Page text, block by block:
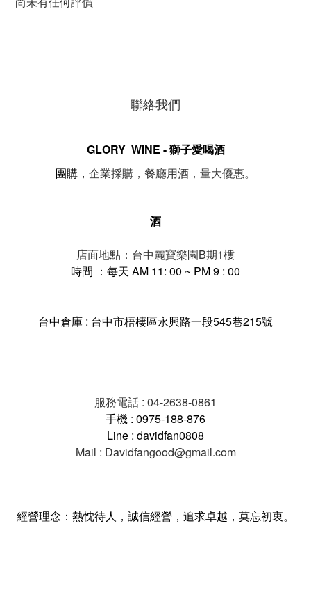
聯絡我們
GLORY WINE - 獅子愛喝酒
團購， 企業採購，餐廳用酒，量大優惠。
酒
店面地點：台中麗寶樂園B期1樓
時間 ：每天 AM 11: 00 ~ PM 9 : 00
台中倉庫 : 台中市梧棲區永興路一段545巷215號
服務電話 : 04-2638-0861
手機 : 0975-188-876
Line : davidfan0808
Mail : Davidfangood@gmail.com
經營理念：熱忱待人，誠信經營，追求卓越，莫忘初衷。